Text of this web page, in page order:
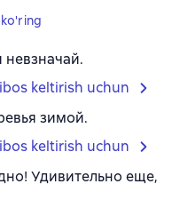
невзначай.
keltirish uchun
зимой.
keltirish uchun
Удивительно еще,